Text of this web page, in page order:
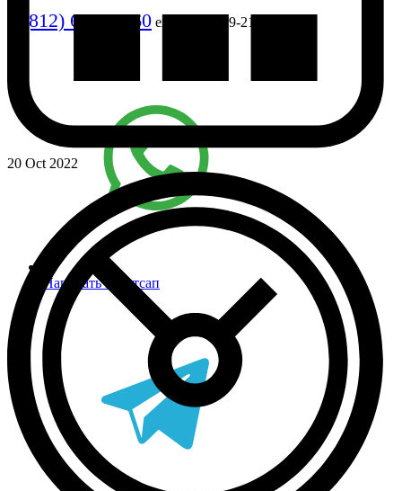
8 (812) 640-90-60 ежедневно, 9-21
Написать в Вотсап
20 Oct 2022